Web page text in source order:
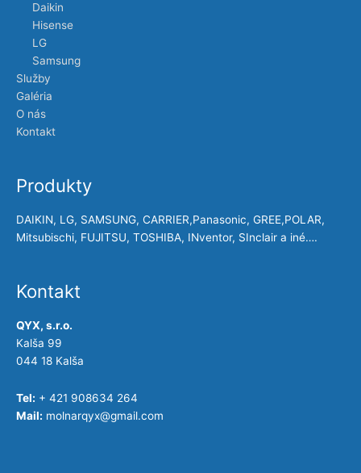
Daikin
Hisense
LG
Samsung
Služby
Galéria
O nás
Kontakt
Produkty
DAIKIN, LG, SAMSUNG, CARRIER,Panasonic, GREE,POLAR,
Mitsubischi, FUJITSU, TOSHIBA, INventor, SInclair a iné….
Kontakt
QYX, s.r.o.
Kalša 99
044 18 Kalša
Tel: + 421 908634 264
Mail: molnarqyx@gmail.com